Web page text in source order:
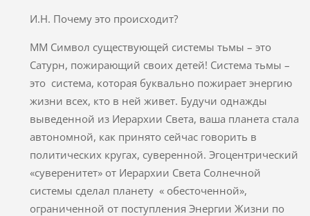
И.Н. Почему это происходит?
ММ Символ существующей системы тьмы – это
Сатурн, пожирающий своих детей! Система тьмы –
это система, которая буквально пожирает энергию
жизни всех, кто в ней живет. Будучи однажды
выведенной из Иерархии Света, ваша планета стала
автономной, как принято сейчас говорить в
политических кругах, суверенной. Эгоцентрический
«суверенитет» от Иерархии Света Солнечной
системы сделал планету « обесточенной»,
ограниченной от поступления Энергии Жизни по